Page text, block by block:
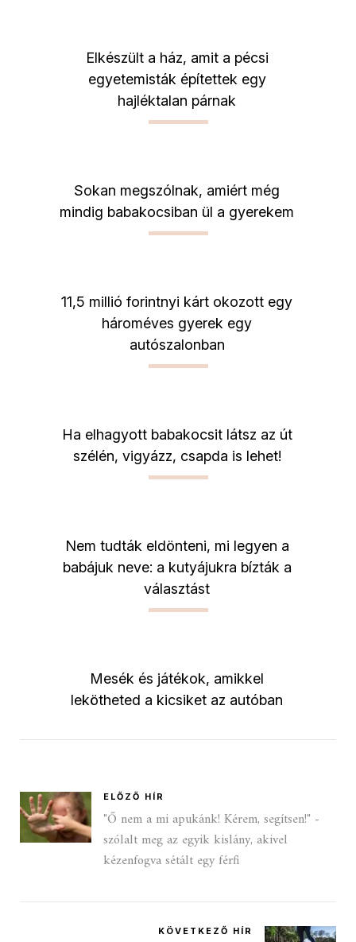
Elkészült a ház, amit a pécsi
egyetemisták építettek egy
hajléktalan párnak
Sokan megszólnak, amiért még
mindig babakocsiban ül a gyerekem
11,5 millió forintnyi kárt okozott egy
hároméves gyerek egy
autószalonban
Ha elhagyott babakocsit látsz az út
szélén, vigyázz, csapda is lehet!
Nem tudták eldönteni, mi legyen a
babájuk neve: a kutyájukra bízták a
választást
Mesék és játékok, amikkel
lekötheted a kicsiket az autóban
ELŐZŐ HÍR
"Ő nem a mi apukánk! Kérem, segítsen!" -
szólalt meg az egyik kislány, akivel
kézenfogva sétált egy férfi
KÖVETKEZŐ HÍR